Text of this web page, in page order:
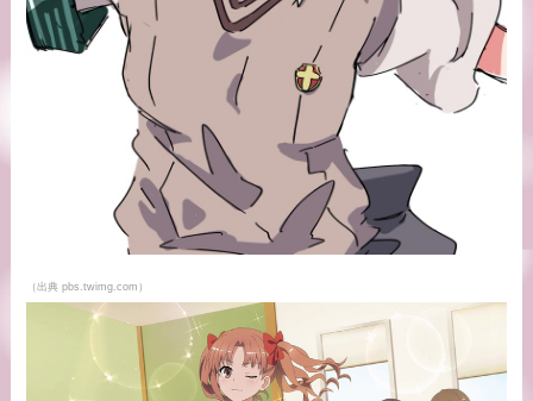
（出典 pbs.twimg.com）